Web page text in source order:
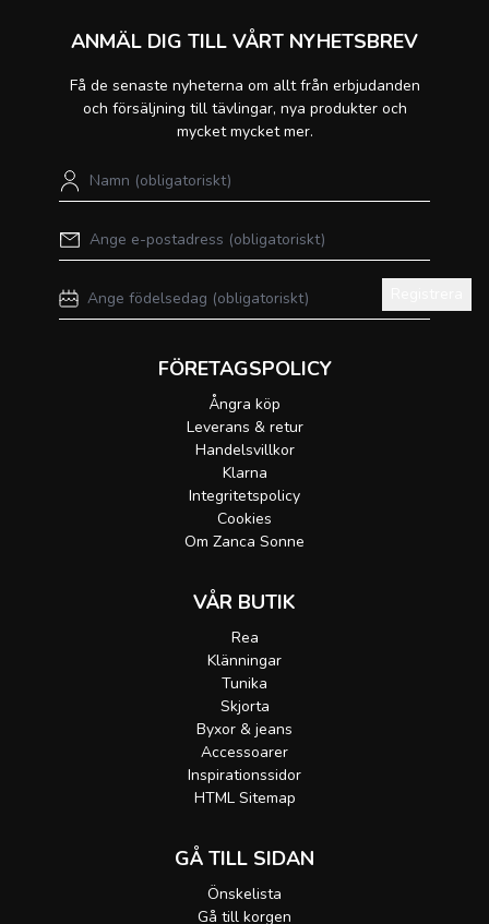
ANMÄL DIG TILL VÅRT NYHETSBREV
Få de senaste nyheterna om allt från erbjudanden
och försäljning till tävlingar, nya produkter och
mycket mycket mer.
FÖRETAGSPOLICY
Ångra köp
Leverans & retur
Handelsvillkor
Klarna
Integritetspolicy
Cookies
Om Zanca Sonne
VÅR BUTIK
Rea
Klänningar
Tunika
Skjorta
Byxor & jeans
Accessoarer
Inspirationssidor
HTML Sitemap
GÅ TILL SIDAN
Önskelista
Gå till korgen